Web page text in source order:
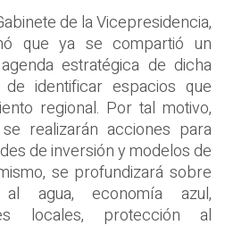
de la Vicepresidencia,
que ya se compartió un
estratégica de dicha
identificar espacios que
regional. Por tal motivo,
realizarán acciones para
de inversión y modelos de
se profundizará sobre
al agua, economía azul,
locales, protección al